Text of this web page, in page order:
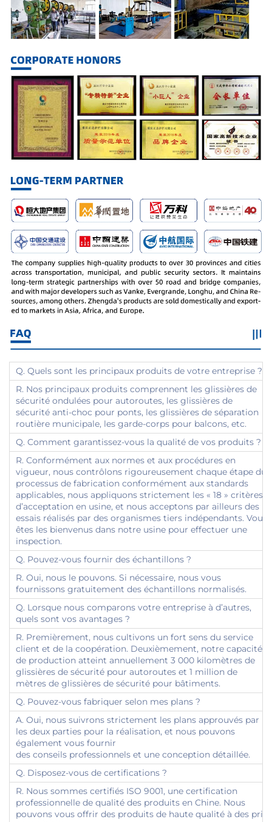
Q. Quels sont les principaux produits de votre entreprise ?
R. Nos principaux produits comprennent les glissières de
sécurité ondulées pour autoroutes, les glissières de
sécurité anti-choc pour ponts, les glissières de séparation
routière municipale, les garde-corps pour balcons, etc.
Q. Comment garantissez-vous la qualité de vos produits ?
R. Conformément aux normes et aux procédures en
vigueur, nous contrôlons rigoureusement chaque étape du
processus de fabrication conformément aux standards
applicables, nous appliquons strictement les « 18 » critères
d’acceptation en usine, et nous acceptons par ailleurs des
essais réalisés par des organismes tiers indépendants. Vous
êtes les bienvenus dans notre usine pour effectuer une
inspection.
Q. Pouvez-vous fournir des échantillons ?
R. Oui, nous le pouvons. Si nécessaire, nous vous
fournissons gratuitement des échantillons normalisés.
Q. Lorsque nous comparons votre entreprise à d’autres,
quels sont vos avantages ?
R. Premièrement, nous cultivons un fort sens du service
client et de la coopération. Deuxièmement, notre capacité
de production atteint annuellement 3 000 kilomètres de
glissières de sécurité pour autoroutes et 1 million de
mètres de glissières de sécurité pour bâtiments.
Q. Pouvez-vous fabriquer selon mes plans ?
A. Oui, nous suivrons strictement les plans approuvés par
les deux parties pour la réalisation, et nous pouvons
également vous fournir
des conseils professionnels et une conception détaillée.
Q. Disposez-vous de certifications ?
R. Nous sommes certifiés ISO 9001, une certification
professionnelle de qualité des produits en Chine. Nous
pouvons vous offrir des produits de haute qualité à des prix